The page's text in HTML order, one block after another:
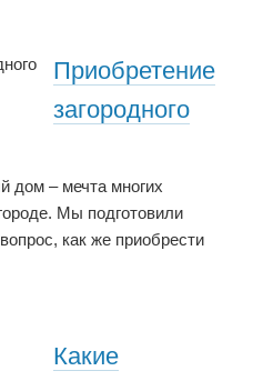
Приобретение
загородного
дом – мечта многих
Мы подготовили
как же приобрести
Какие